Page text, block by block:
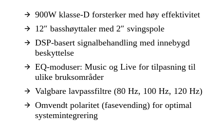
900W klasse-D forsterker med høy effektivitet
12″ basshøyttaler med 2″ svingspole
DSP-basert signalbehandling med innebygd
beskyttelse
EQ-moduser: Music og Live for tilpasning til
ulike bruksområder
Valgbare lavpassfiltre (80 Hz, 100 Hz, 120 Hz)
Omvendt polaritet (fasevending) for optimal
systemintegrering